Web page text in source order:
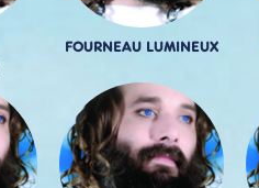
FOURNEAU LUMINEUX